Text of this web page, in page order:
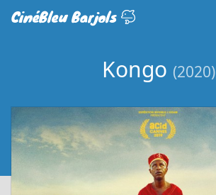
CinéBleu Barjols
Kongo (2020)